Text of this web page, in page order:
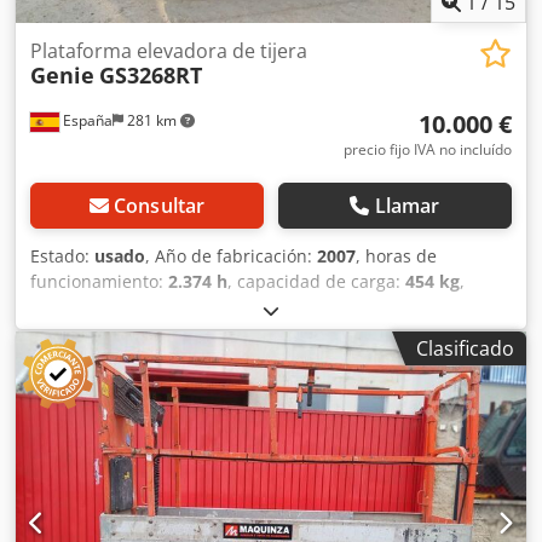
España 281 km
Plataforma elevadora de tijera
Genie GS3268RT
10.000 €
precio fijo IVA no incluído
Consultar Llamar
Estado: usado, Año de fabricación: 2007, horas de
funcionamiento: 2.374 h, capacidad de carga: 454 kg,
capacidad del depósito de combustible:
Peso en vacío: 4.012 kg PBV: 4.466 kg Dimensiones
(lxanxal): 251 x 173 x 183 cm Dsdpfx Ajzq Ea Uofvock Altura
de trabajo: 1.200 cm Ubicación: Bilbao (Vizcaya) Plataforma
elevadora de tijera Genie GS 3268 RT de segunda mano.
Plataforma elevadora de 12 m. de altura de trabajo diésel
para trabajos en exteriores. Esta maquinaria se encuentra
operativa, funcionando y revisada para poder trabajar
desde el primer día. La plataforma permite realizar
trabajos hasta a 12 metros de altura y subir pendientes de
Clasificado